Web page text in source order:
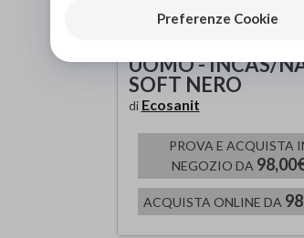
UOMO - INCAS/
SOFT NERO
di Ecosanit
PROVA E ACQUISTA
NEGOZIO DA
ACQUISTA ONLINE DA
Preferenze Cookie